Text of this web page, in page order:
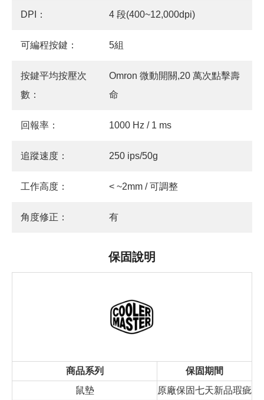
DPI： 4 段(400~12,000dpi)
可編程按鍵： 5組
按鍵平均按壓次
數：
Omron 微動開關,20 萬次點擊壽
命
回報率： 1000 Hz / 1 ms
追蹤速度： 250 ips/50g
工作高度： < ~2mm / 可調整
角度修正： 有
保固說明
商品系列
保固期間
鼠墊
原廠保固七天新品瑕疵